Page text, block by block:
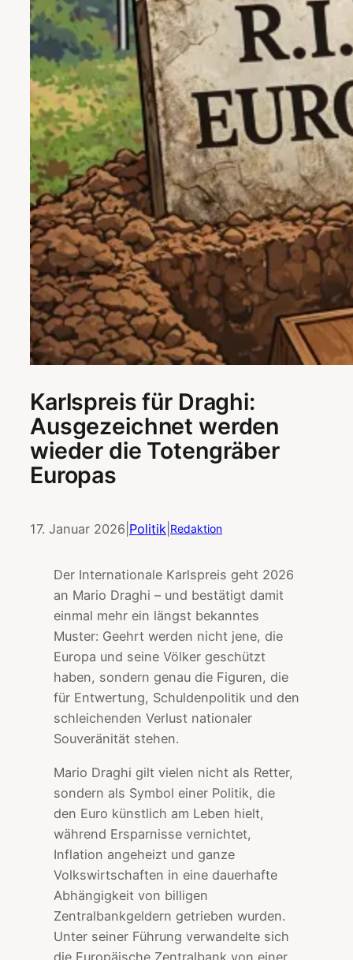
Karlspreis für Draghi:
Ausgezeichnet werden
wieder die Totengräber
Europas
17. Januar 2026 Politik Redaktion
Der Internationale Karlspreis geht 2026
an Mario Draghi – und bestätigt damit
einmal mehr ein längst bekanntes
Muster: Geehrt werden nicht jene, die
Europa und seine Völker geschützt
haben, sondern genau die Figuren, die
für Entwertung, Schuldenpolitik und den
schleichenden Verlust nationaler
Souveränität stehen.
Mario Draghi gilt vielen nicht als Retter,
sondern als Symbol einer Politik, die
den Euro künstlich am Leben hielt,
während Ersparnisse vernichtet,
Inflation angeheizt und ganze
Volkswirtschaften in eine dauerhafte
Abhängigkeit von billigen
Zentralbankgeldern getrieben wurden.
Unter seiner Führung verwandelte sich
die Europäische Zentralbank von einer